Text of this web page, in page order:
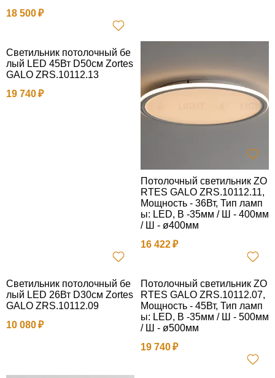
18 500
Светильник потолочный бе
лый LED 45Вт D50см Zortes
GALO ZRS.10112.13
19 740
Потолочный светильник ZO
RTES GALO ZRS.10112.11,
Мощность - 36Вт, Тип ламп
ы: LED, В -35мм / Ш - 400мм
/ Ш - ø400мм
16 422
Светильник потолочный бе
лый LED 26Вт D30см Zortes
GALO ZRS.10112.09
10 080
Потолочный светильник ZO
RTES GALO ZRS.10112.07,
Мощность - 45Вт, Тип ламп
ы: LED, В -35мм / Ш - 500мм
/ Ш - ø500мм
19 740